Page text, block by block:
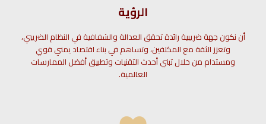
الرؤية
أن نكون جهة ضريبية رائدة تحقق العدالة والشفافية في النظام الضريبي،
وتعزز الثقة مع المكلفين، وتساهم في بناء اقتصاد يمني قوي
ومستدام من خلال تبني أحدث التقنيات وتطبيق أفضل الممارسات
العالمية.